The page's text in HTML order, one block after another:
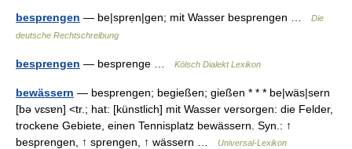
besprengen — be|sprẹn|gen; mit Wasser besprengen …
Die
deutsche Rechtschreibung
besprengen — besprenge … Kölsch Dialekt Lexikon
bewässern — besprengen; begießen; gießen * * * be|wäs|sern
[bə vɛsɐn] <tr.; hat: [künstlich] mit Wasser versorgen: die Felder,
trockene Gebiete, einen Tennisplatz bewässern. Syn.: ↑
besprengen, ↑ sprengen, ↑ wässern …
Universal-Lexikon